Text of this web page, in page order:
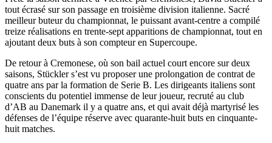
tout écrasé sur son passage en troisième division italienne. Sacré
meilleur buteur du championnat, le puissant avant-centre a compilé
treize réalisations en trente-sept apparitions de championnat, tout en
ajoutant deux buts à son compteur en Supercoupe.
De retour à Cremonese, où son bail actuel court encore sur deux
saisons, Stückler s’est vu proposer une prolongation de contrat de
quatre ans par la formation de Serie B. Les dirigeants italiens sont
conscients du potentiel immense de leur joueur, recruté au club
d’AB au Danemark il y a quatre ans, et qui avait déjà martyrisé les
défenses de l’équipe réserve avec quarante-huit buts en cinquante-
huit matches.